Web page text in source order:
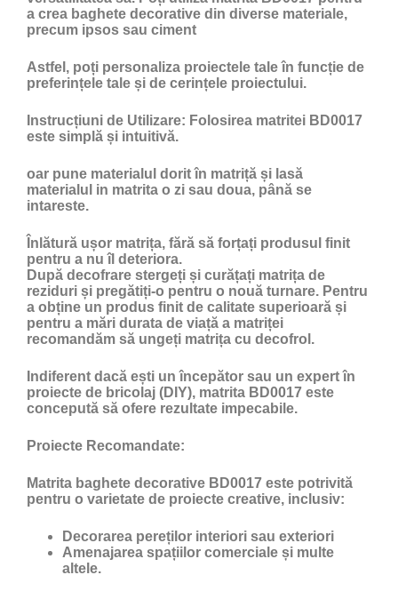
a crea baghete decorative din diverse materiale,
precum ipsos sau ciment
Astfel, poți personaliza proiectele tale în funcție de
preferințele tale și de cerințele proiectului.
Instrucțiuni de Utilizare: Folosirea matritei BD0017
este simplă și intuitivă.
oar pune materialul dorit în matriță și lasă
materialul in matrita o zi sau doua, până se
intareste.
Înlătură ușor matrița, fără să forțați produsul finit
pentru a nu îl deteriora.
După decofrare stergeți și curățați matrița de
reziduri și pregătiți-o pentru o nouă turnare. Pentru
a obține un produs finit de calitate superioară și
pentru a mări durata de viață a matriței
recomandăm să ungeți matrița cu decofrol .
Indiferent dacă ești un începător sau un expert în
proiecte de bricolaj (DIY), matrita BD0017 este
concepută să ofere rezultate impecabile.
Proiecte Recomandate:
Matrita baghete decorative BD0017 este potrivită
pentru o varietate de proiecte creative, inclusiv:
Decorarea pereților interiori sau exteriori
Amenajarea spațiilor comerciale și multe
altele.